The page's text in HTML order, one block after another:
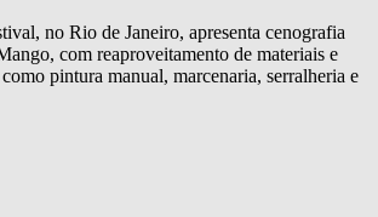
no Rio de Janeiro, apresenta cenografia
com reaproveitamento de materiais e
como pintura manual, marcenaria, serralheria e